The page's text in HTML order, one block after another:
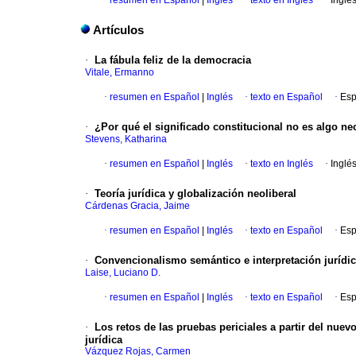
Artículos
· La fábula feliz de la democracia
Vitale, Ermanno
· resumen en Español Inglés · texto en Español ·
· ¿Por qué el significado constitucional no es algo
Stevens, Katharina
· resumen en Español Inglés · texto en Inglés ·
· Teoría jurídica y globalización neoliberal
Cárdenas Gracia, Jaime
· resumen en Español Inglés · texto en Español ·
· Convencionalismo semántico e interpretación
Laise, Luciano D.
· resumen en Español Inglés · texto en Español ·
·
Los retos de las pruebas periciales a partir del
jurídica
Vázquez Rojas, Carmen